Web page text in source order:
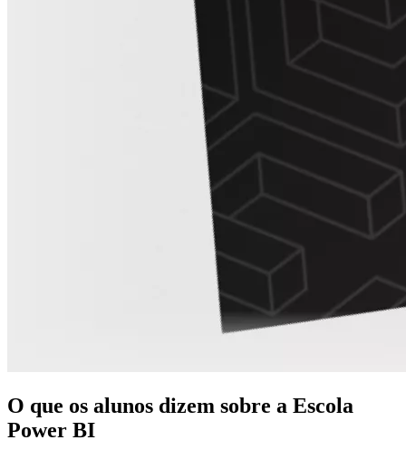
O que os alunos dizem sobre a Escola
Power BI